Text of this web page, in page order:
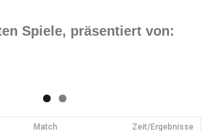
Spiele, präsentiert von:
Match Zeit/Ergebnisse